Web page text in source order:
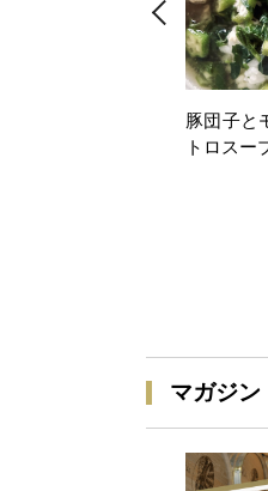
豚団子と
トロスー
マガジン